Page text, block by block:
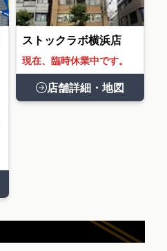
ストックラボ横浜店
現在、臨時休業中です。
店舗詳細・地図